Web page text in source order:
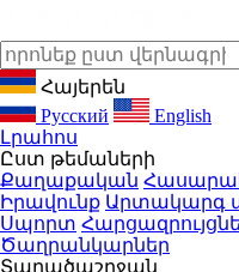
Հայերեն
Русский
English
Լրահոս
Ըստ թեմաների
Քաղաքական
Իրավունք Արտակարգ
Սպորտ
Ծաղրանկարներ
Տարածաշրջան